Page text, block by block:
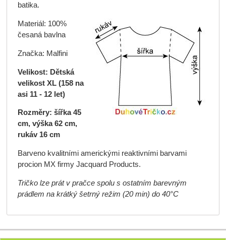
batika.
Materiál: 100%
česaná bavlna
Značka: Malfini
Velikost: Dětská
velikost XL (158 na
asi 11 - 12 let)
Rozměry: šířka 45
cm, výška 62 cm,
rukáv 16 cm
Barveno kvalitními americkými reaktivními barvami
procion MX firmy Jacquard Products.
Tričko lze prát v pračce spolu s ostatním barevným
prádlem na krátký šetrný režim (20 min) do 40°C